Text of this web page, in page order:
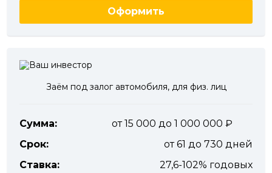
Оформить
Заём под залог автомобиля, для физ. лиц
Сумма:
от 15 000 до 1 000 000
Срок:
от 61 до 730 дней
Ставка:
27,6-102% годовых